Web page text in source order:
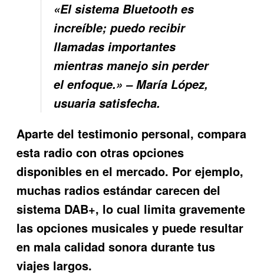
«El sistema Bluetooth es
increíble; puedo recibir
llamadas importantes
mientras manejo sin perder
el enfoque.» – María López,
usuaria satisfecha.
Aparte del testimonio personal, compara
esta radio con otras opciones
disponibles en el mercado. Por ejemplo,
muchas radios estándar carecen del
sistema DAB+, lo cual limita gravemente
las opciones musicales y puede resultar
en mala calidad sonora durante tus
viajes largos.